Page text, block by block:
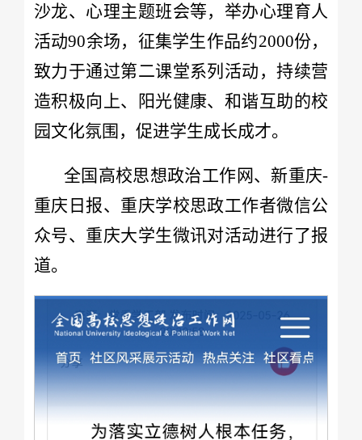
沙龙、心理主题班会等，举办心理育人
活动90余场，征集学生作品约2000份，
致力于通过第二课堂系列活动，持续营
造积极向上、阳光健康、和谐互助的校
园文化氛围，促进学生成长成才。
全国高校思想政治工作网、新重庆-
重庆日报、重庆学校思政工作者微信公
众号、重庆大学生微讯对活动进行了报
道。